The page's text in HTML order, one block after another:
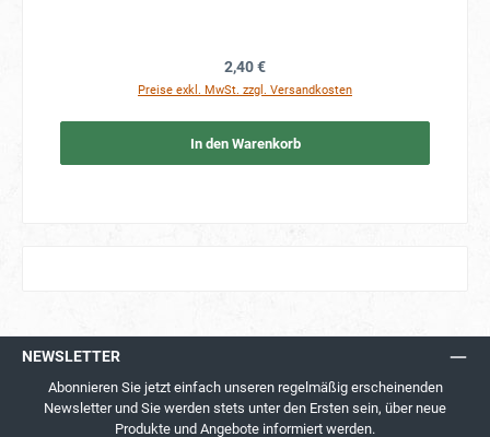
Regulärer Preis:
2,40 €
Preise exkl. MwSt. zzgl. Versandkosten
In den Warenkorb
NEWSLETTER
Abonnieren Sie jetzt einfach unseren regelmäßig erscheinenden
Newsletter und Sie werden stets unter den Ersten sein, über neue
Produkte und Angebote informiert werden.